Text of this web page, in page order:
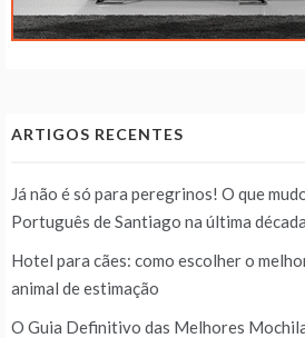
ARTIGOS RECENTES
Já não é só para peregrinos! O que
Português de Santiago na última
Hotel para cães: como escolher o
animal de estimação
O Guia Definitivo das Melhores